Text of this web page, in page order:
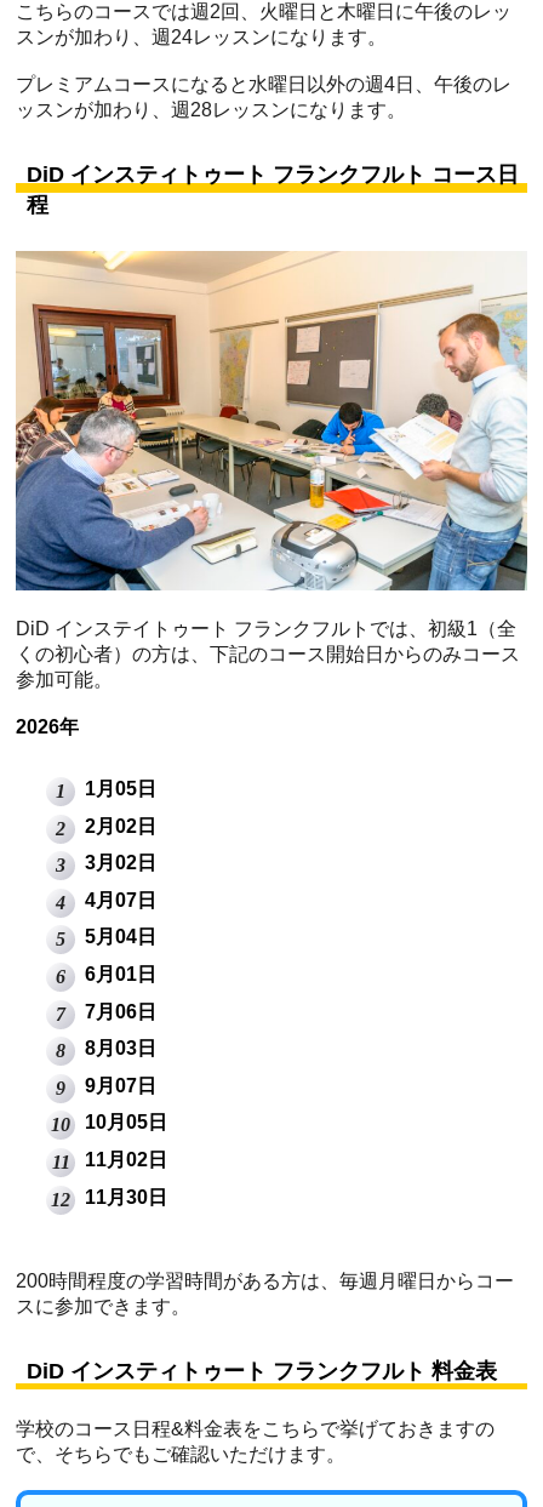
こちらのコースでは週2回、火曜日と木曜日に午後のレッ
スンが加わり、週24レッスンになります。
プレミアムコースになると水曜日以外の週4日、午後のレ
ッスンが加わり、週28レッスンになります。
DiD インスティトゥート フランクフルト コース日
程
DiD インステイトゥート フランクフルトでは、初級1（全
くの初心者）の方は、下記のコース開始日からのみコース
参加可能。
2026年
1月05日
2月02日
3月02日
4月07日
5月04日
6月01日
7月06日
8月03日
9月07日
10月05日
11月02日
11月30日
200時間程度の学習時間がある方は、毎週月曜日からコー
スに参加できます。
DiD インスティトゥート フランクフルト 料金表
学校のコース日程&料金表をこちらで挙げておきますの
で、そちらでもご確認いただけます。